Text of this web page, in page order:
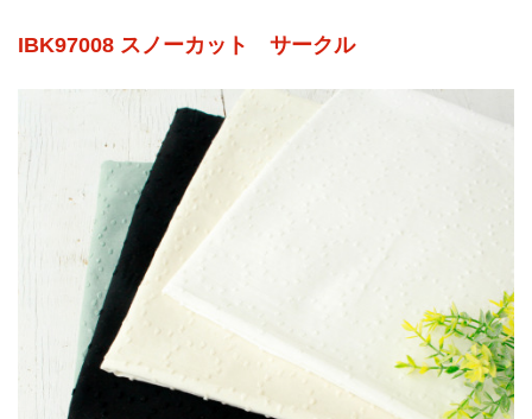
IBK97008 スノーカット サークル